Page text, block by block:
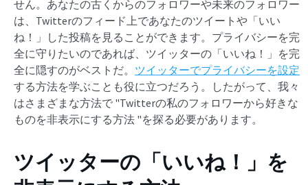
せん。あなたの古くからのフォロワーや未来のフォロワー
は、Twitterのフィード上であなたのツイートや「いい
ね！」した投稿を見ることができます。プライバシーを完
全に守りたいのであれば、ツイッターの「いいね！」を完
全に隠すのがベストだ。 ツイッターでプライバシーを設定
する方法を学ぶことも役に立つだろう。したがって、我々
はさまざまな方法で "Twitterの私のフォロワーから好きな
ものを非表示にする方法 "を探る必要があります。
ツイッターの「いいね！」を